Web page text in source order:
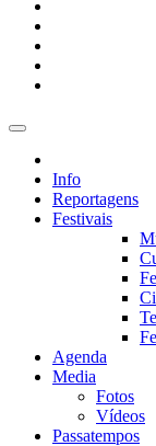
Info
Reportagens
Festivais
Agenda
Media
Fotos
Vídeos
Passatempos